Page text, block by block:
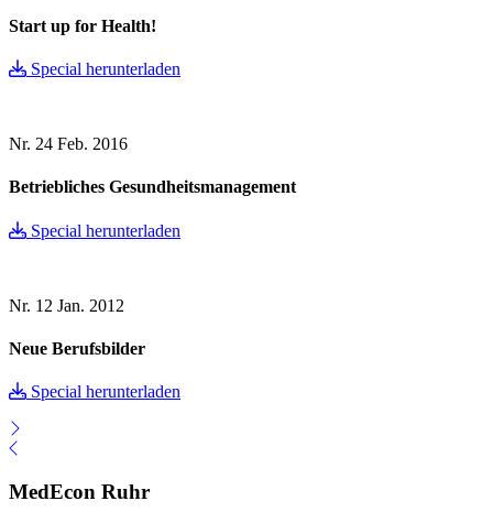
Start up for Health!
Special herunterladen
Nr. 24 Feb. 2016
Betriebliches Gesundheitsmanagement
Special herunterladen
Nr. 12 Jan. 2012
Neue Berufsbilder
Special herunterladen
MedEcon Ruhr